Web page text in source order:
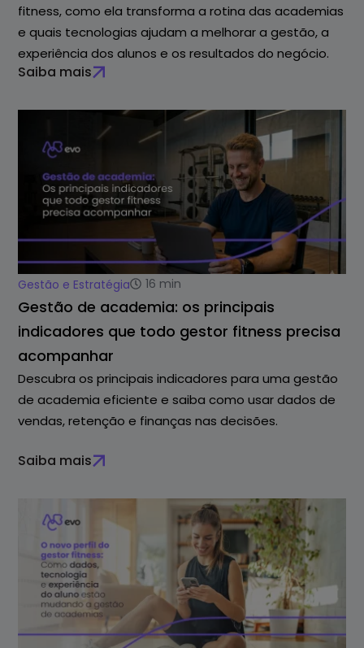
fitness, como ela transforma a rotina das academias
e quais tecnologias ajudam a melhorar a gestão, a
experiência dos alunos e os resultados do negócio.
Saiba mais
Gestão e Estratégia 16 min
Gestão de academia: os principais
indicadores que todo gestor fitness precisa
acompanhar
Descubra os principais indicadores para uma gestão
de academia eficiente e saiba como usar dados de
vendas, retenção e finanças nas decisões.
Saiba mais